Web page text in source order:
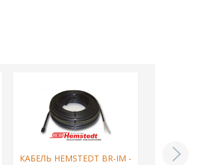
КАБЕЛЬ HEMSTEDT BR-IM -
КАБЕЛЬ